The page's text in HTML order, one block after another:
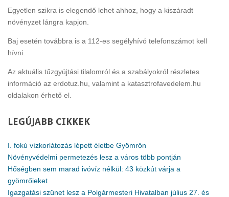
Egyetlen szikra is elegendő lehet ahhoz, hogy a kiszáradt
növényzet lángra kapjon.
Baj esetén továbbra is a 112-es segélyhívó telefonszámot kell
hívni.
Az aktuális tűzgyújtási tilalomról és a szabályokról részletes
információ az erdotuz.hu, valamint a katasztrofavedelem.hu
oldalakon érhető el.
LEGÚJABB CIKKEK
I. fokú vízkorlátozás lépett életbe Gyömrőn
Növényvédelmi permetezés lesz a város több pontján
Hőségben sem marad ivóvíz nélkül: 43 közkút várja a
gyömrőieket
Igazgatási szünet lesz a Polgármesteri Hivatalban július 27. és